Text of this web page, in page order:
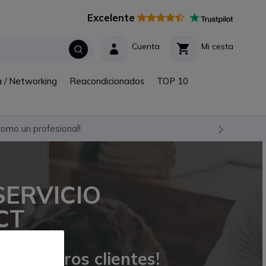
Excelente
Mi cesta
Cuenta
/ Networking Reacondicionados TOP 10
un profesional!
nuestros clientes!